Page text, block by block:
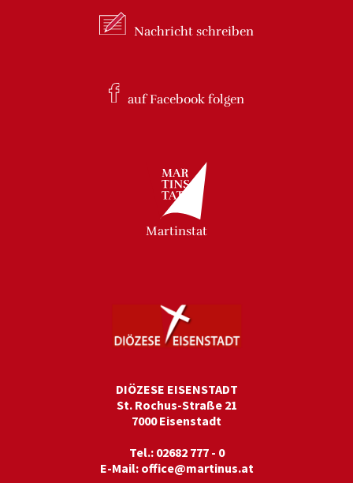
Nachricht schreiben
auf Facebookfolgen
Martinstat
DIÖZESE EISENSTADT
St. Rochus-Straße 21
7000 Eisenstadt
Tel.: 02682 777 - 0
E-Mail: office@martinus.at